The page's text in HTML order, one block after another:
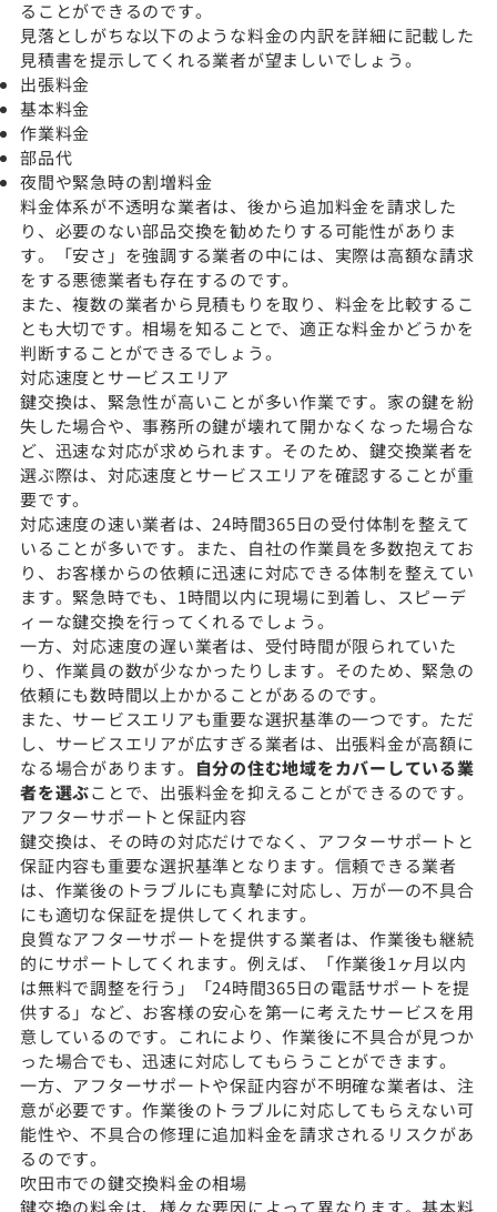
ることができるのです。
見落としがちな以下のような料金の内訳を詳細に記載した
見積書を提示してくれる業者が望ましいでしょう。
出張料金
基本料金
作業料金
部品代
夜間や緊急時の割増料金
料金体系が不透明な業者は、後から追加料金を請求した
り、必要のない部品交換を勧めたりする可能性がありま
す。「安さ」を強調する業者の中には、実際は高額な請求
をする悪徳業者も存在するのです。
また、複数の業者から見積もりを取り、料金を比較するこ
とも大切です。相場を知ることで、適正な料金かどうかを
判断することができるでしょう。
対応速度とサービスエリア
鍵交換は、緊急性が高いことが多い作業です。家の鍵を紛
失した場合や、事務所の鍵が壊れて開かなくなった場合な
ど、迅速な対応が求められます。そのため、鍵交換業者を
選ぶ際は、対応速度とサービスエリアを確認することが重
要です。
対応速度の速い業者は、24時間365日の受付体制を整えて
いることが多いです。また、自社の作業員を多数抱えてお
り、お客様からの依頼に迅速に対応できる体制を整えてい
ます。緊急時でも、1時間以内に現場に到着し、スピーデ
ィーな鍵交換を行ってくれるでしょう。
一方、対応速度の遅い業者は、受付時間が限られていた
り、作業員の数が少なかったりします。そのため、緊急の
依頼にも数時間以上かかることがあるのです。
また、サービスエリアも重要な選択基準の一つです。ただ
し、サービスエリアが広すぎる業者は、出張料金が高額に
なる場合があります。 自分の住む地域をカバーしている業
者を選ぶことで、出張料金を抑えることができるのです。
アフターサポートと保証内容
鍵交換は、その時の対応だけでなく、アフターサポートと
保証内容も重要な選択基準となります。信頼できる業者
は、作業後のトラブルにも真摯に対応し、万が一の不具合
にも適切な保証を提供してくれます。
良質なアフターサポートを提供する業者は、作業後も継続
的にサポートしてくれます。例えば、「作業後1ヶ月以内
は無料で調整を行う」「24時間365日の電話サポートを提
供する」など、お客様の安心を第一に考えたサービスを用
意しているのです。これにより、作業後に不具合が見つか
った場合でも、迅速に対応してもらうことができます。
一方、アフターサポートや保証内容が不明確な業者は、注
意が必要です。作業後のトラブルに対応してもらえない可
能性や、不具合の修理に追加料金を請求されるリスクがあ
るのです。
吹田市での鍵交換料金の相場
鍵交換の料金は、様々な要因によって異なります。基本料